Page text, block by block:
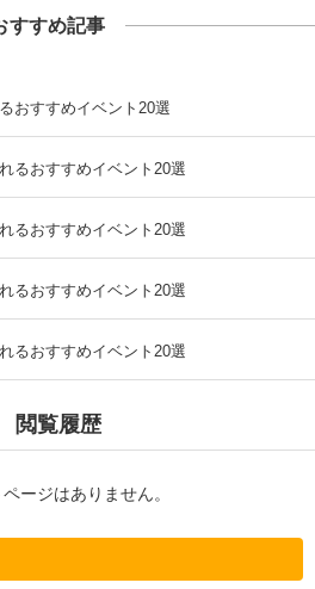
すすめ記事
おすすめイベント20選
るおすすめイベント20選
るおすすめイベント20選
るおすすめイベント20選
るおすすめイベント20選
閲覧履歴
ージはありません。